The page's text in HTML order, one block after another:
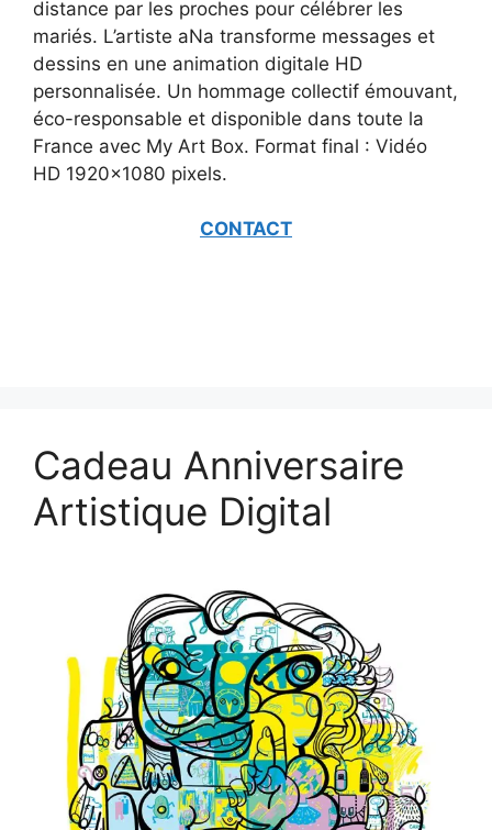
distance par les proches pour célébrer les
mariés. L’artiste aNa transforme messages et
dessins en une animation digitale HD
personnalisée. Un hommage collectif émouvant,
éco-responsable et disponible dans toute la
France avec My Art Box. Format final : Vidéo
HD 1920×1080 pixels.
CONTACT
Cadeau Anniversaire
Artistique Digital